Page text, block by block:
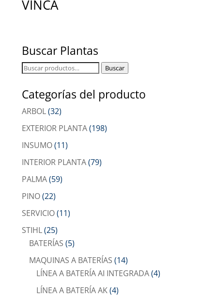
VINCA
Buscar Plantas
Buscar
Buscar
Categorías del producto
ARBOL(32)
EXTERIOR PLANTA(198)
INSUMO(11)
INTERIOR PLANTA(79)
PALMA(59)
PINO(22)
SERVICIO(11)
STIHL(25)
BATERÍAS (5)
MAQUINAS A BATERÍAS (14)
LÍNEA A BATERÍA AI INTEGRADA(4)
LÍNEA A BATERÍA AK(4)